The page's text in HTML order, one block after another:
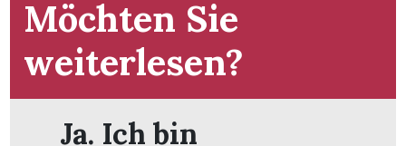
Möchten Sie
weiterlesen?
Ja. Ich bin